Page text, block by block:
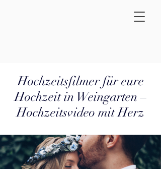
Hochzeitsfilmer für eure
Hochzeit in Weingarten –
Hochzeitsvideo mit Herz